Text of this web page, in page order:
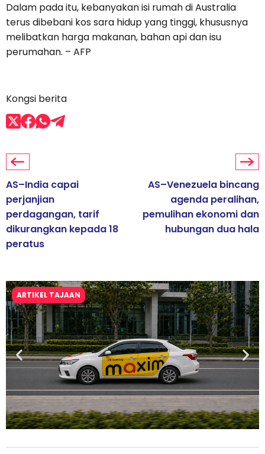
Dalam pada itu, kebanyakan isi rumah di Australia
terus dibebani kos sara hidup yang tinggi, khususnya
melibatkan harga makanan, bahan api dan isu
perumahan. – AFP
Kongsi berita
AS–India capai
perjanjian
perdagangan, tarif
dikurangkan kepada 18
peratus
AS–Venezuela bincang
agenda peralihan,
pemulihan ekonomi dan
hubungan dua hala
ARTIKEL TAJAAN